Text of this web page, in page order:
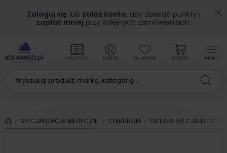
Zaloguj się lub załóż konto, aby zbierać punkty i
zapłać mniej przy kolejnych zamówieniach.
MENU
GAZETKA KONTO ULUBIONE KOSZYK
SPECJALIZACJE MEDYCZNE CHIRURGIA OSTRZA